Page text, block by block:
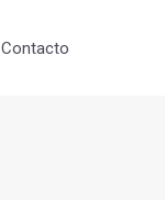
Contacto